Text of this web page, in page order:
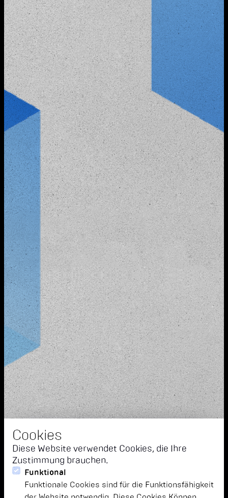
Cookies
Diese Website verwendet Cookies, die Ihre
Zustimmung brauchen.
Funktional
Funktionale Cookies sind für die Funktionsfähigkeit